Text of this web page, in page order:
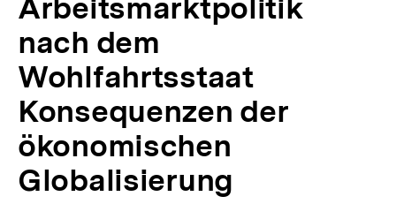
Arbeitsmarktpolitik
nach dem
Wohlfahrtsstaat
Konsequenzen der
ökonomischen
Globalisierung